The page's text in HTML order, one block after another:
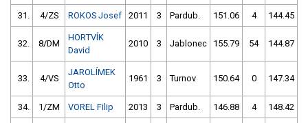
31. 4/ZS ROKOS Josef 2011 3 Pardub. 151.06 4 144.45
32. 8/DM
HORTVÍK
David
2010 3 Jablonec 155.79 54 144.87
33. 4/VS
JAROLÍMEK
Otto
1961 3 Turnov 150.64 0 147.34
34. 1/ZM VOREL Filip 2013 3 Pardub. 146.88 4 148.42